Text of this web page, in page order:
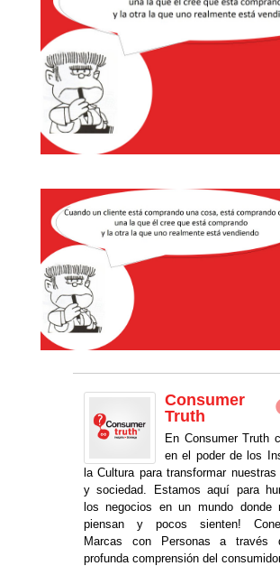
Consumer
Truth
En Consumer Truth
en el poder de los
la Cultura para transformar nuestras
y sociedad. Estamos aquí para
los negocios en un mundo donde
piensan y pocos sienten!
Marcas con Personas a través
profunda comprensión del